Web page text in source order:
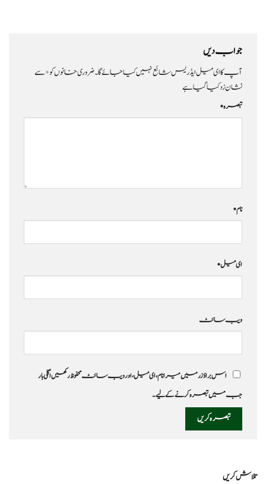
جواب دیں
آپ کا ای میل ایڈریس شائع نہیں کیا جائے گا۔ضروری خانوں کو*سے
نشان زد کیا گیا ہے
تبصرہ*
نام*
ای میل*
ویب‌ سائٹ
اس براؤزر میں میرا نام، ای میل، اور ویب سائٹ محفوظ رکھیں اگلی بار
جب میں تبصرہ کرنے کےلیے۔
تلاش کریں